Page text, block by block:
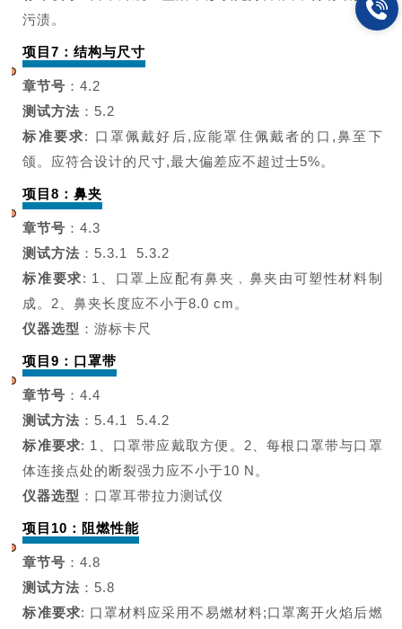
污渍。
项目7：结构与尺寸
章节号 ：4.2
测试方法 ：5.2
标准要求: 口罩佩戴好后,应能罩住佩戴者的口,鼻至下
颌。 应符合设计的尺寸,最大偏差应不超过士5%。
项目8：鼻夹
章节号 ：4.3
测试方法 ：5.3.1 5.3.2
标准要求: 1、口罩上应配有鼻夹﹐鼻夹由可塑性材料制
成。2、鼻夹长度应不小于8.0 cm。
仪器选型 ：游标卡尺
项目9：口罩带
章节号 ：4.4
测试方法 ：5.4.1 5.4.2
标准要求: 1、口罩带应戴取方便。2、每根口罩带与口罩
体连接点处的断裂强力应不小于10 N。
仪器选型 ：口罩耳带拉力测试仪
项目10：阻燃性能
章节号 ：4.8
测试方法 ：5.8
标准要求: 口罩材料应采用不易燃材料;口罩离开火焰后燃